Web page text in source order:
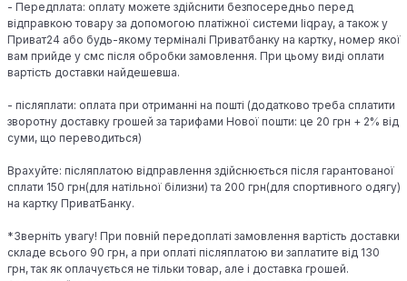
- Передплата: оплату можете здійснити безпосередньо перед
відправкою товару за допомогою платіжної системи liqpay, а також у
Приват24 або будь-якому терміналі Приватбанку на картку, номер якої
вам прийде у смс після обробки замовлення. При цьому виді оплати
вартість доставки найдешевша.
- післяплати: оплата при отриманні на пошті (додатково треба сплатити
зворотну доставку грошей за тарифами Нової пошти: це 20 грн + 2% від
суми, що переводиться)
Врахуйте: післяплатою відправлення здійснюється після гарантованої
сплати 150 грн(для натільної білизни) та 200 грн(для спортивного одягу)
на картку ПриватБанку.
*Зверніть увагу! При повній передоплаті замовлення вартість доставки
складе всього 90 грн, а при оплаті післяплатою ви заплатите від 130
грн, так як оплачується не тільки товар, але і доставка грошей.